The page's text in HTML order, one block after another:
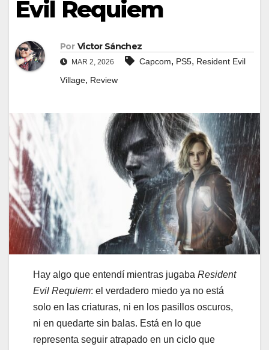
Evil Requiem
Por Victor Sánchez
MAR 2, 2026 Capcom, PS5, Resident Evil
Village, Review
Hay algo que entendí mientras jugaba Resident
Evil Requiem: el verdadero miedo ya no está
solo en las criaturas, ni en los pasillos oscuros,
ni en quedarte sin balas. Está en lo que
representa seguir atrapado en un ciclo que